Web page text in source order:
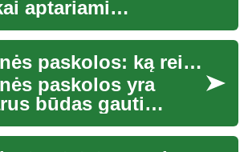
aptariami
veido odos
gerinimo būdai —
princip...
Asmeninės paskolos: ką reikia žinoti prieš skolinantis
paskolos yra
būdas gauti
lėšų įvairiems
patenkinti.